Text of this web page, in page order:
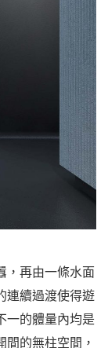
，再由一條水面
連續過渡使得遊
一的體量內均是
的無柱空間，